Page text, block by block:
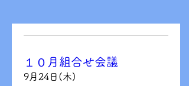
１０月組合せ会議
9月24日(木)